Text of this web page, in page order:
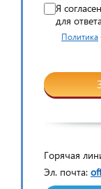
Я
для
Политика
Горячая
Эл. почта: